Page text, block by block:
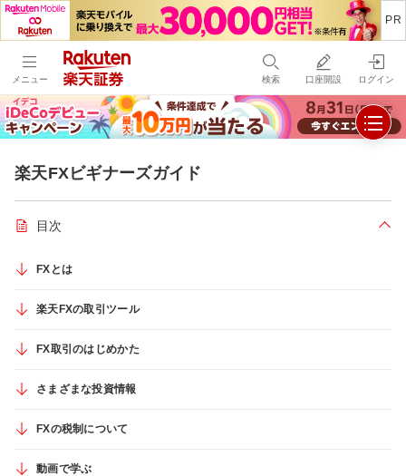
メニュー 検索 口座開設 ログイン
楽天FXビギナーズガイド
目次
FXとは
楽天FXの取引ツール
FX取引のはじめかた
さまざまな投資情報
FXの税制について
動画で学ぶ